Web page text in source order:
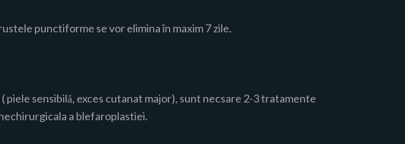
punctiforme se vor elimina în maxim 7 zile.
sensibilă, exces cutanat major), sunt necsare 2-3 tratamente
a blefaroplastiei.